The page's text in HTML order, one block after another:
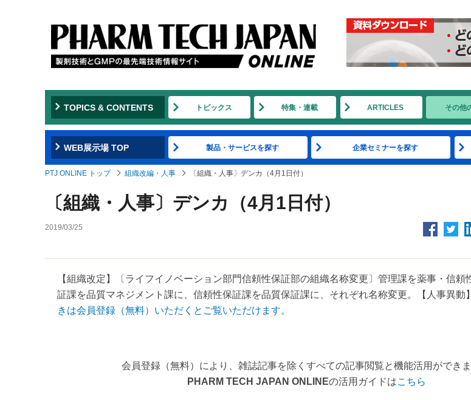
TOPICS & CONTENTS トピックス 特集・連載 ARTICLES その他
WEB展示場 TOP 製品・サービスを探す 企業セミナーを探す
PTJ ONLINE トップ 組織改編・人事 〔組織・人事〕デンカ（4月1日付）
〔組織・人事〕デンカ（4月1日付）
2019/03/25
【組織改定】〔ライフイノベーション部門信頼性保証部の組織名称変更〕管理課を薬事・信頼
証課を品質マネジメント課に、信頼性保証課を品質保証課に、それぞれ名称変更。【人事異動
きは会員登録（無料）いただくとご覧いただけます。
会員登録（無料）により、雑誌記事を除くすべての記事閲覧と機能活用ができま
PHARM TECH JAPAN ONLINEの活用ガイドはこちら